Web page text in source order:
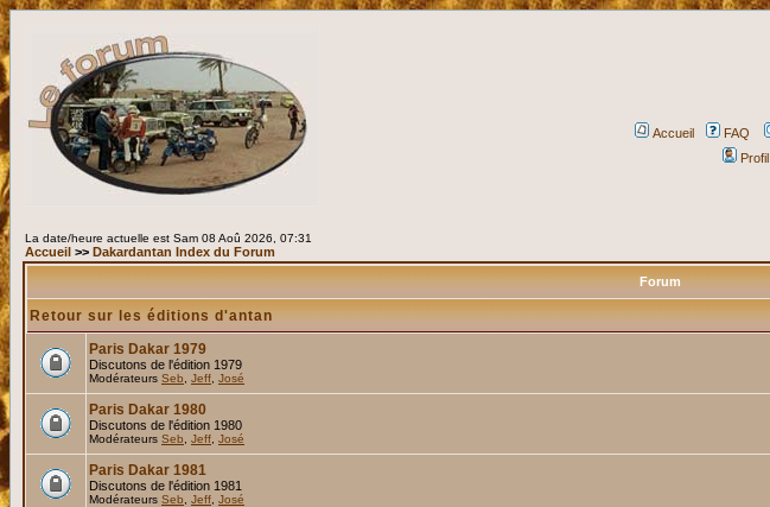
Accueil FAQ
Profil
La date/heure actuelle est Sam 08 Aoû 2026, 07:31
Accueil >> Dakardantan Index du Forum
Forum
Retour sur les éditions d'antan
Paris Dakar 1979
Discutons de l'édition 1979
Modérateurs Seb Jeff José
Paris Dakar 1980
Discutons de l'édition 1980
Modérateurs Seb Jeff José
Paris Dakar 1981
Discutons de l'édition 1981
Modérateurs Seb Jeff José